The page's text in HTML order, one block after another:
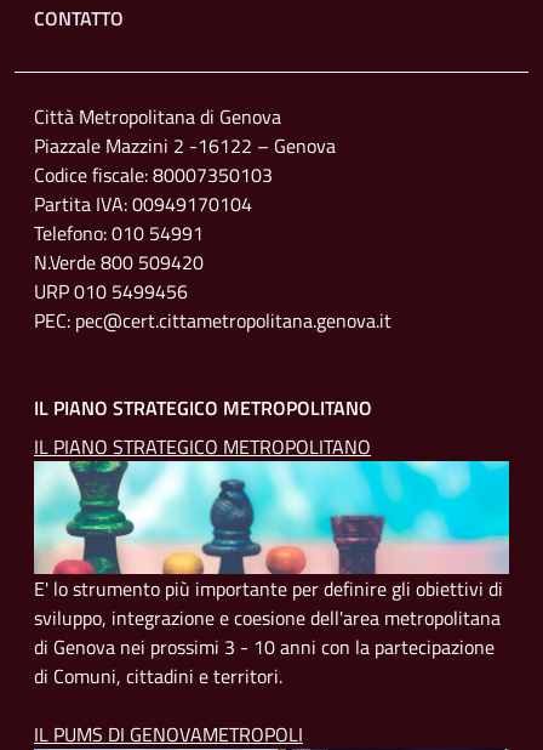
Footer menu
CONTATTO
Città Metropolitana di Genova
Piazzale Mazzini 2 -16122 – Genova
Codice fiscale: 80007350103
Partita IVA: 00949170104
Telefono: 010 54991
N.Verde 800 509420
URP 010 5499456
PEC: pec@cert.cittametropolitana.genova.it
IL PIANO STRATEGICO METROPOLITANO
IL PIANO STRATEGICO METROPOLITANO
E' lo strumento più importante per definire gli obiettivi di
sviluppo, integrazione e coesione dell'area metropolitana
di Genova nei prossimi 3 - 10 anni con la partecipazione
di Comuni, cittadini e territori.
IL PUMS DI GENOVAMETROPOLI